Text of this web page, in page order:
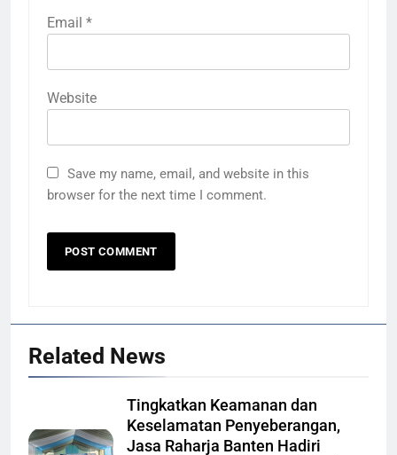
Email *
Website
Save my name, email, and website in this
browser for the next time I comment.
Related News
Tingkatkan Keamanan dan
Keselamatan Penyeberangan,
Jasa Raharja Banten Hadiri